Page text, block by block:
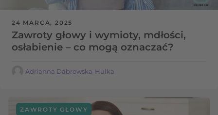
24 MARCA, 2025
Zawroty głowy i wymioty, mdłości,
osłabienie – co mogą oznaczać?
Adrianna Dabrowska-Hulka
ZAWROTY GŁOWY